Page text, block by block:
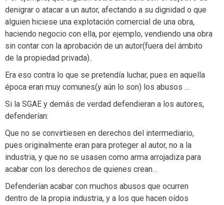
denigrar o atacar a un autor, afectando a su dignidad o que
alguien hiciese una explotación comercial de una obra,
haciendo negocio con ella, por ejemplo, vendiendo una obra
sin contar con la aprobación de un autor(fuera del ámbito
de la propiedad privada)..
Era eso contra lo que se pretendía luchar, pues en aquella
época eran muy comunes(y aún lo son) los abusos …
Si la SGAE y demás de verdad defendieran a los autores,
defenderían:
Que no se convirtiesen en derechos del intermediario,
pues originalmente eran para proteger al autor, no a la
industria, y que no se usasen como arma arrojadiza para
acabar con los derechos de quienes crean…
Defenderían acabar con muchos abusos que ocurren
dentro de la propia industria, y a los que hacen oídos